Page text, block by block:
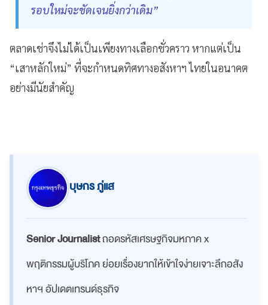
รอบใหม่จะชัดเจนยิ่งกว่าเดิม”
ตลาดเช่าจึงไม่ได้เป็นเพียงทางเลือกชั่วคราว หากแต่เป็น
“เสาหลักใหม่” ที่จะกำหนดทิศทางอสังหาฯ ไทยในอนาคต
อย่างมีนัยสำคัญ
บุษกร ภู่แส
Senior Journalistถอดรหัสเศรษฐกิจมหภาค x
พฤติกรรมผู้บริโภค ย่อยเรื่องยากให้เข้าใจง่ายเจาะลึกอสัง
หาฯ อัปเดตเทรนด์ธุรกิจ